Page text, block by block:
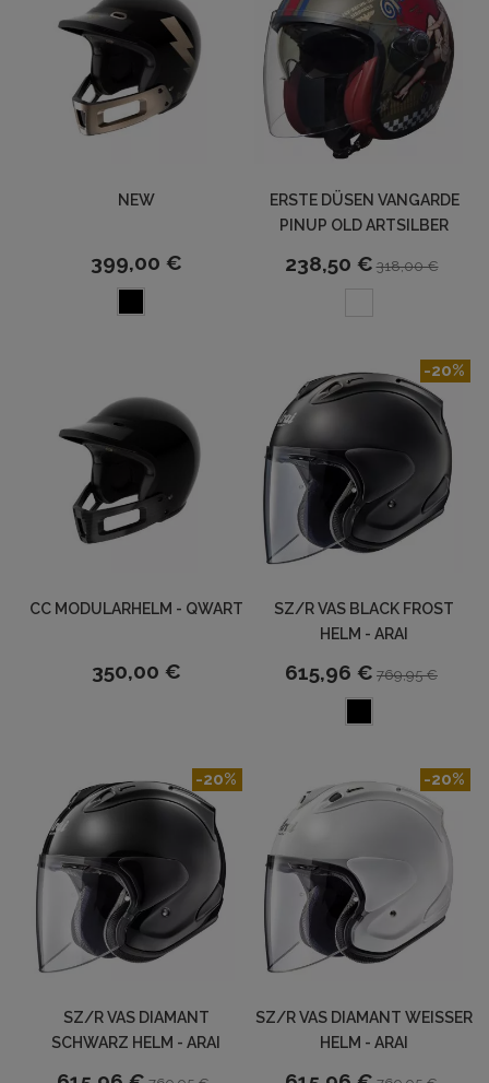
NEW
399,00 €
ERSTE DÜSEN VANGARDE
PINUP OLD ARTSILBER
238,50 € 318,00 €
CC MODULARHELM - QWART
350,00 €
SZ/R VAS BLACK FROST
HELM - ARAI
615,96 € 769,95 €
-20%
SZ/R VAS DIAMANT
SCHWARZ HELM - ARAI
-20%
SZ/R VAS DIAMANT WEISSER H
ELM - ARAI
-20%